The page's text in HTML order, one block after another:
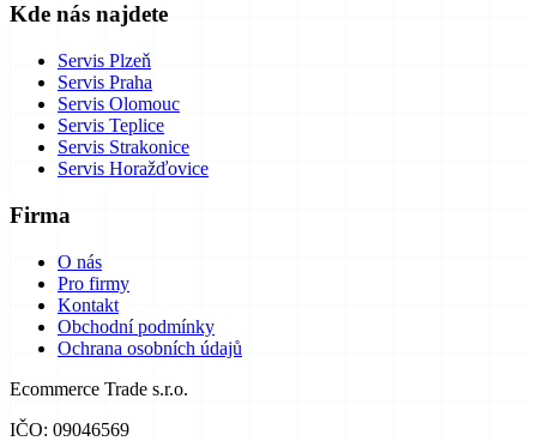
Kde nás najdete
Servis Plzeň
Servis Praha
Servis Olomouc
Servis Teplice
Servis Strakonice
Servis Horažďovice
Firma
O nás
Pro firmy
Kontakt
Obchodní podmínky
Ochrana osobních údajů
Ecommerce Trade s.r.o.
IČO: 09046569